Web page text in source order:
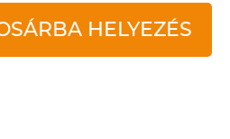
HELYEZÉS